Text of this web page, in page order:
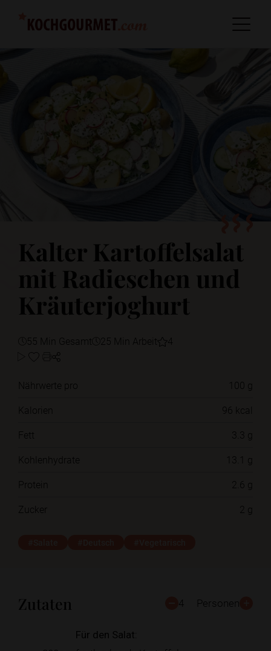
Kalter Kartoffelsalat
mit Radieschen und
Kräuterjoghurt
55 Min Gesamt 25 Min Arbeit 4
Nährwerte pro
100 g
Kalorien
96 kcal
Fett
3.3 g
Kohlenhydrate
13.1 g
Protein
2.6 g
Zucker
2 g
Zutaten 4 Personen
Für den Salat: